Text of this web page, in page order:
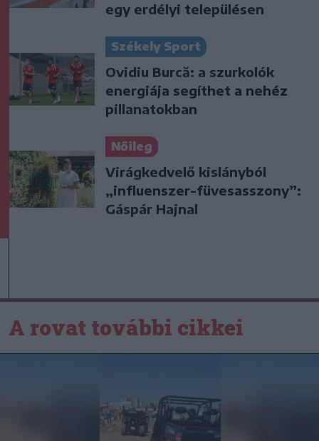
egy erdélyi településen
Székely Sport
Ovidiu Burcă: a szurkolók
energiája segíthet a nehéz
pillanatokban
Nőileg
Virágkedvelő kislányból
„influenszer-füvesasszony”:
Gáspár Hajnal
A rovat további cikkei